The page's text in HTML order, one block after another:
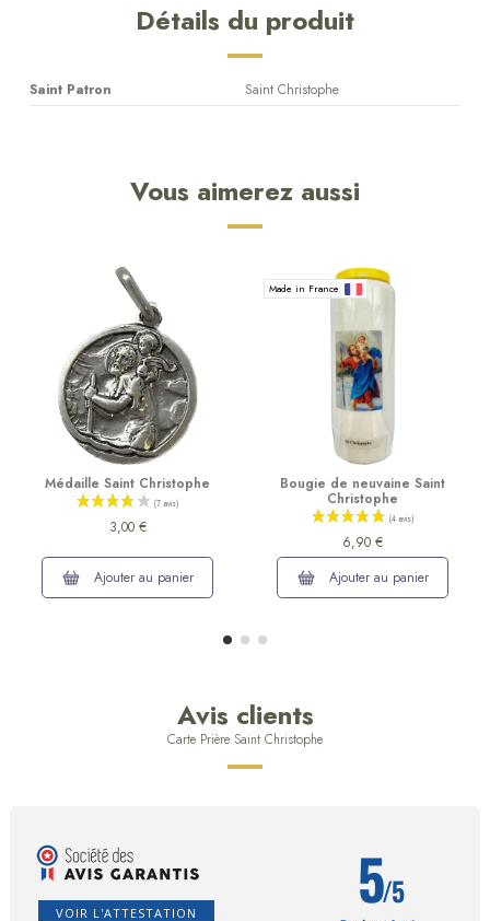
Détails du produit
Saint Patron Saint Christophe
Vous aimerez aussi
Médaille Saint Christophe
3,00 €
Ajouter au panier
Made in France
Bougie de neuvaine Saint
Christophe
6,90 €
Ajouter au panier
Avis clients
Carte Prière Saint Christophe
VOIR L'ATTESTATION 5/5